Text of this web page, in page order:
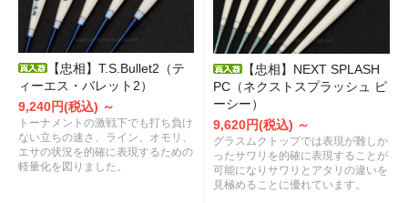
【忠相】T.S.Bullet2（テ
ィーエス・バレット2）
9,240円(税込) ～
トーナメントの激戦下でも打ち負け
ない立ちの速さ、ライン、オモリ、
エサの状況を的確に表現するための
軽量化を図りました。
【忠相】NEXT SPLASH
PC（ネクストスプラッシュ ピ
ーシー）
9,620円(税込) ～
グラスムクトップでは表現が難しか
ったサワリを的確に表現することが
可能になりサワリとアタリの違いを
見極めることに優れています。